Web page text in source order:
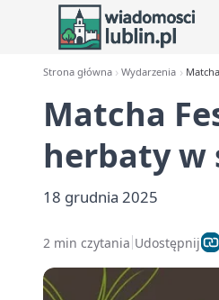
Strona główna Wydarzenia
Matcha
herbaty w
18 grudnia 2025
2 min czytania Udostępnij